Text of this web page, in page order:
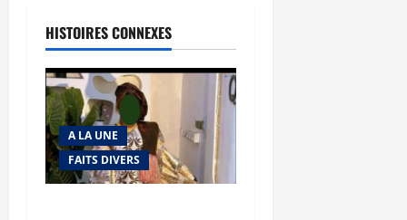
HISTOIRES CONNEXES
A LA UNE
FAITS DIVERS